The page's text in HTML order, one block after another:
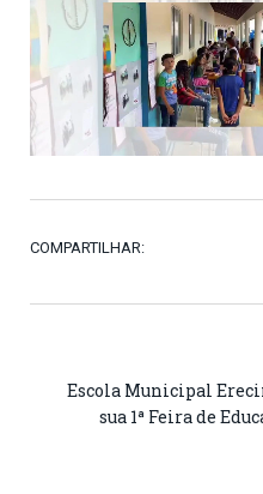
COMPARTILHAR:
Escola Municipal
sua 1ª Feira de